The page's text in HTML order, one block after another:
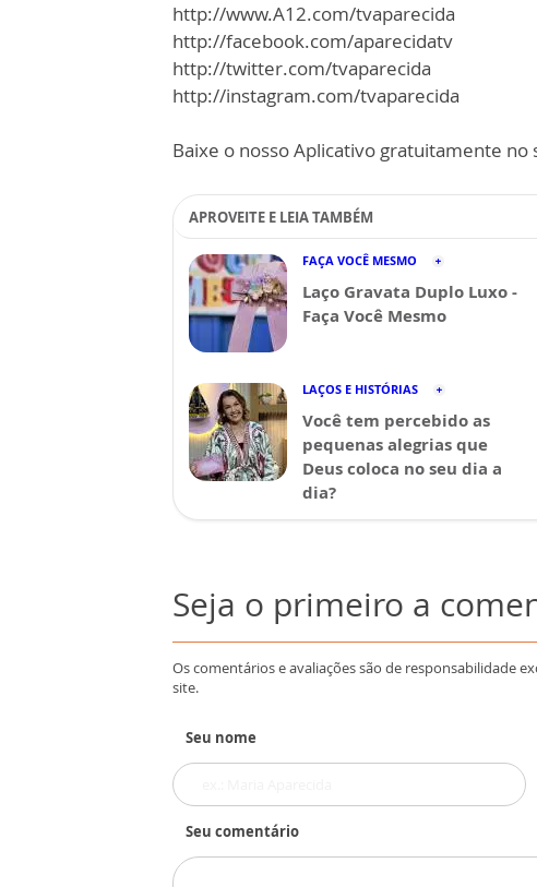
http://www.A12.com/tvaparecida
http://facebook.com/aparecidatv
http://twitter.com/tvaparecida
http://instagram.com/tvaparecida
Baixe o nosso Aplicativo gratuitamente no
APROVEITE E LEIA TAMBÉM
FAÇA VOCÊ MESMO
Laço Gravata Duplo Luxo -
Faça Você Mesmo
LAÇOS E HISTÓRIAS
Você tem percebido as
pequenas alegrias que
Deus coloca no seu dia a
dia?
Seja o primeiro a
Os comentários e avaliações são de responsabilidade
site.
Seu nome
Seu comentário